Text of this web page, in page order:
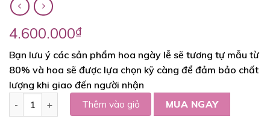
4.600.000₫
Bạn lưu ý các sản phẩm hoa ngày lễ sẽ tương tự mẫu từ
80% và hoa sẽ được lựa chọn kỹ càng để đảm bảo chất
lượng khi giao đến người nhận
Bó hoa tú cầu mix hoa baby - V033 số lượng
Thêm vào giỏ MUA NGAY